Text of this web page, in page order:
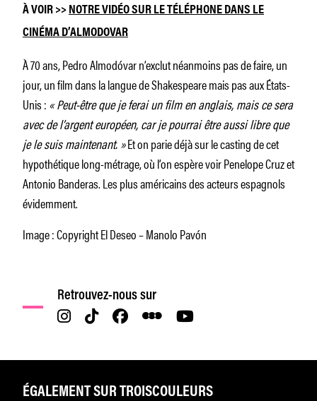
À VOIR >> NOTRE VIDÉO SUR LE TÉLÉPHONE DANS LE
CINÉMA D’ALMODOVAR
À 70 ans, Pedro Almodóvar n’exclut néanmoins pas de faire, un
jour, un film dans la langue de Shakespeare mais pas aux États-
Unis : « Peut-être que je ferai un film en anglais, mais ce sera
avec de l’argent européen, car je pourrai être aussi libre que
je le suis maintenant. »Et on parie déjà sur le casting de cet
hypothétique long-métrage, où l’on espère voir Penelope Cruz et
Antonio Banderas. Les plus américains des acteurs espagnols
évidemment.
Image : Copyright El Deseo – Manolo Pavón
Retrouvez-nous sur
ÉGALEMENT SUR TROISCOULEURS